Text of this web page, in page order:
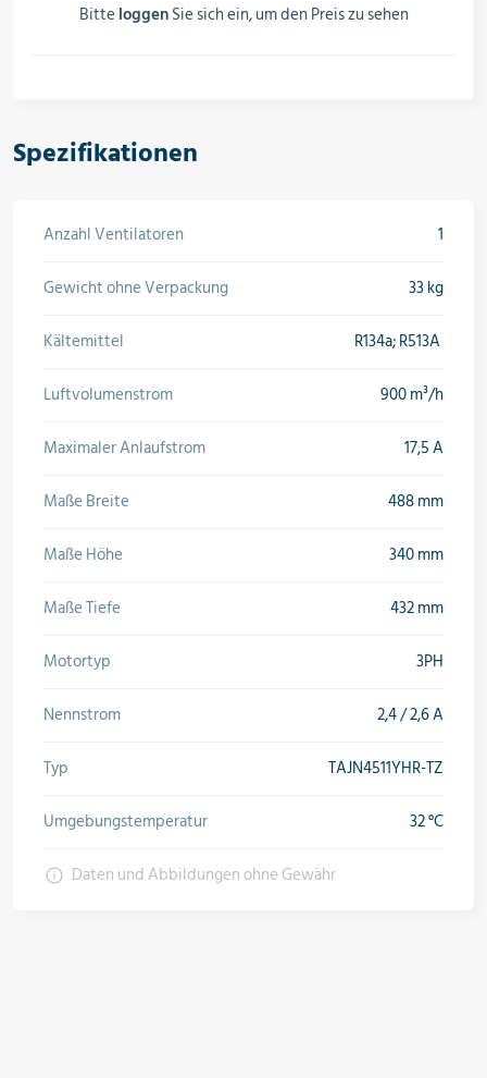
Kältemittel & Technische Gase
Öle & Solen
Werkzeuge & Messgeräte
Wärmepumpen
Bitte loggenSie sich ein, um den Preis zu sehen
Spezifikationen
Anzahl Ventilatoren
1
Gewicht ohne Verpackung
33 kg
Kältemittel
R134a; R513A
Luftvolumenstrom
900 m³/h
Maximaler Anlaufstrom
17,5 A
Maße Breite
488 mm
Maße Höhe
340 mm
Maße Tiefe
432 mm
Motortyp
3PH
Nennstrom
2,4 / 2,6 A
Typ
TAJN4511YHR-TZ
Umgebungstemperatur
32 °C
Daten und Abbildungen ohne Gewähr